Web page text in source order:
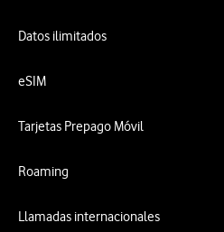
Datos ilimitados
eSIM
Tarjetas Prepago Móvil
Roaming
Llamadas internacionales